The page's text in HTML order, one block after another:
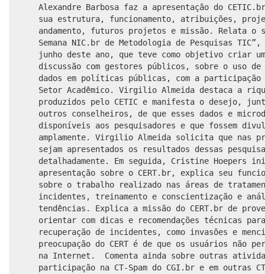
Alexandre Barbosa faz a apresentação do
sua estrutura, funcionamento, atribuições,
andamento, futuros projetos e missão. Relata o
Semana NIC.br de Metodologia de Pesquisas
junho deste ano, que teve como objetivo criar
discussão com gestores públicos, sobre o uso de
dados em políticas públicas, com a participação
Setor Acadêmico. Virgilio Almeida destaca a
produzidos pelo CETIC e manifesta o desejo,
outros conselheiros, de que esses dados e
disponíveis aos pesquisadores e que fossem
amplamente. Virgilio Almeida solicita que nas
sejam apresentados os resultados dessas
detalhadamente. Em seguida, Cristine Hoepers
apresentação sobre o CERT.br, explica seu
sobre o trabalho realizado nas áreas de
incidentes, treinamento e conscientização e
tendências. Explica a missão do CERT.br de
orientar com dicas e recomendações técnicas
recuperação de incidentes, como invasões e
preocupação do CERT é de que os usuários não
na Internet. Comenta ainda sobre outras
participação na CT-Spam do CGI.br e em outras